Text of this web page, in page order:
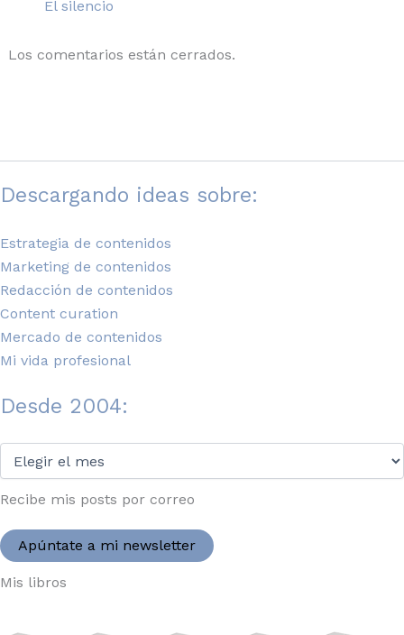
El silencio
Los comentarios están cerrados.
Descargando ideas sobre:
Estrategia de contenidos
Marketing de contenidos
Redacción de contenidos
Content curation
Mercado de contenidos
Mi vida profesional
Desde 2004:
2004:
Recibe mis posts por correo
Apúntate a mi newsletter
Mis libros